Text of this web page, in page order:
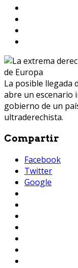
La posible llegada
abre un escenario
gobierno de un
ultraderechista.
Compartir
Facebook
Twitter
Google